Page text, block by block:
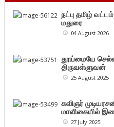
நட்பு தமிழ்
மதுரை
04 August 2026
தூய்மையே
திருவள்ளுவன்
25 August 2025
கவிஞர்
மாளிகையில்
27 July 2025